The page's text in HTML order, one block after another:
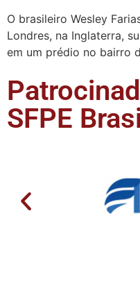
O brasileiro Wesley
Londres, na Inglaterra,
em um prédio no bairro
SFPE Brasil